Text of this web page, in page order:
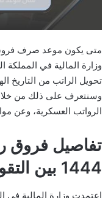
وزارة المالية في المملكة
تحويل الراتب من التاريخ
وسنتعرف على ذلك من
الرواتب العسكرية، وعن
تفاصيل فروق
1444 بين التقويم الهجري والميلادي
اعتمدت وزارة المالية في